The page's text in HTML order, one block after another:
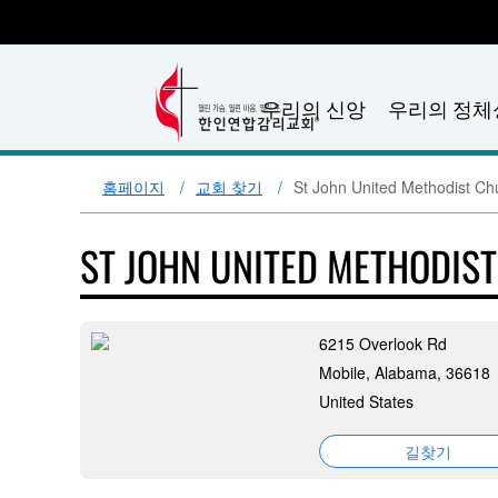
우리의 신앙 우리의 정체
홈페이지 교회 찾기 St John United Methodist
ST JOHN UNITED
6215 Overlook Rd
Mobile, Alabama, 36618
United States
길찾기